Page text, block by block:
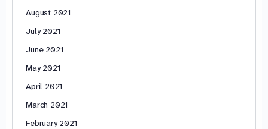
August 2021
July 2021
June 2021
May 2021
April 2021
March 2021
February 2021